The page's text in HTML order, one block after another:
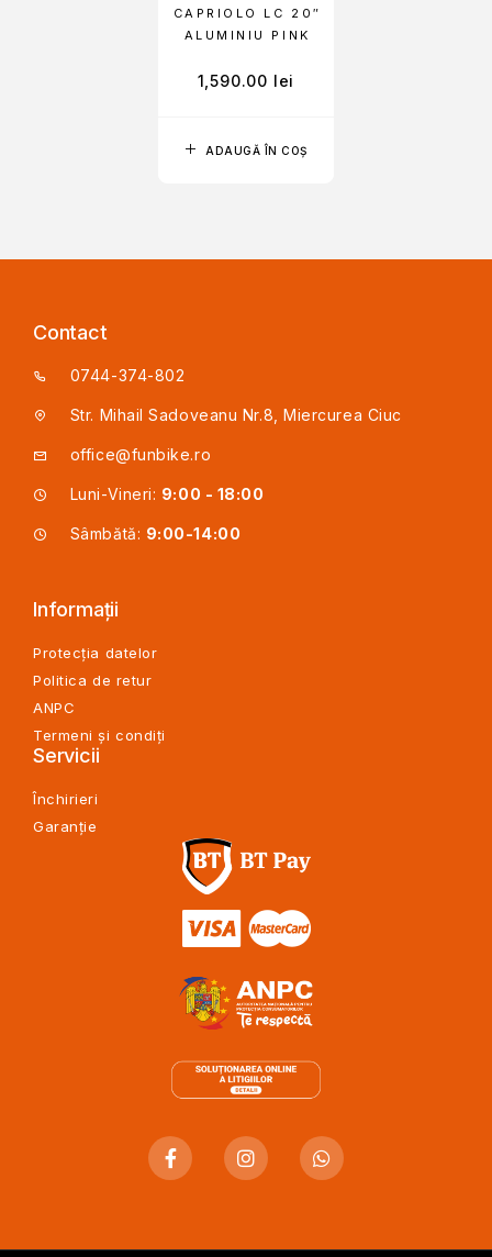
ADAUGĂ ÎN COȘ
CAPRIOLO LC 20″
ALUMINIU PINK
1,590.00 lei
Contact
0744-374-802
Str. Mihail Sadoveanu Nr.8, Miercurea Ciuc
office@funbike.ro
Luni-Vineri: 9:00 - 18:00
Sâmbătă: 9:00-14:00
Informații
Protecția datelor
Politica de retur
ANPC
Termeni și condiți
Servicii
Închirieri
Garanție